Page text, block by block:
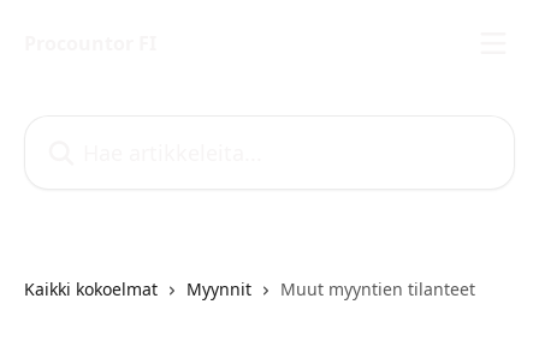
Kaikki kokoelmat Myynnit Muut myyntien tilanteet